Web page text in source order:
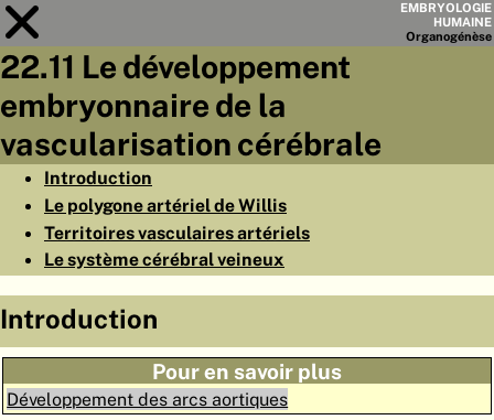
EMBRYOLOGIE
HUMAINE
Organogénèse
LISTE DES CHAPITRES
22.11 Le développement
embryonnaire de la
vascularisation cérébrale
Introduction
Le polygone artériel de Willis
Territoires vasculaires artériels
Le système cérébral veineux
Introduction
Pour en savoir plus
Développement des arcs aortiques